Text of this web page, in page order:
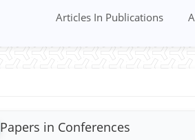
Articles In Publications
Papers in Conferences